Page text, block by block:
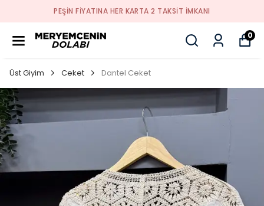
PEŞİN FİYATINA HER KARTA 2 TAKSİT İMKANI
0
Üst Giyim Ceket Dantel Ceket